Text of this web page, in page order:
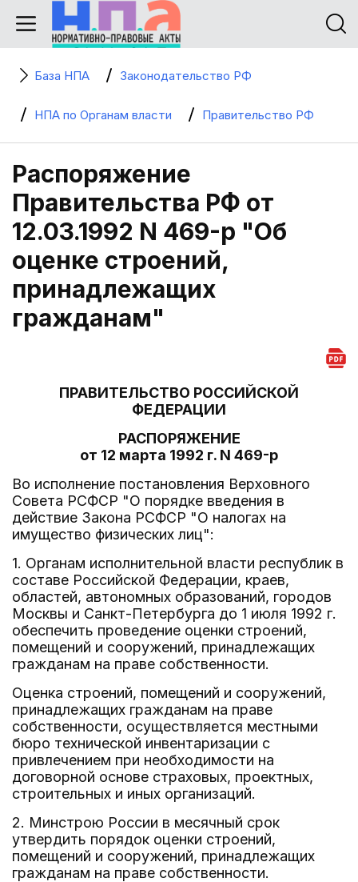
База НПА Законодательство РФ
НПА по Органам власти Правительство РФ
Распоряжение
Правительства РФ от
12.03.1992 N 469-р "Об
оценке строений,
принадлежащих
гражданам"
ПРАВИТЕЛЬСТВО РОССИЙСКОЙ
ФЕДЕРАЦИИ
РАСПОРЯЖЕНИЕ
от 12 марта 1992 г. N 469-р
Во исполнение постановления Верховного
Совета РСФСР "О порядке введения в
действие Закона РСФСР "О налогах на
имущество физических лиц":
1. Органам исполнительной власти республик в
составе Российской Федерации, краев,
областей, автономных образований, городов
Москвы и Санкт-Петербурга до 1 июля 1992 г.
обеспечить проведение оценки строений,
помещений и сооружений, принадлежащих
гражданам на праве собственности.
Оценка строений, помещений и сооружений,
принадлежащих гражданам на праве
собственности, осуществляется местными
бюро технической инвентаризации с
привлечением при необходимости на
договорной основе страховых, проектных,
строительных и иных организаций.
2. Минстрою России в месячный срок
утвердить порядок оценки строений,
помещений и сооружений, принадлежащих
гражданам на праве собственности.